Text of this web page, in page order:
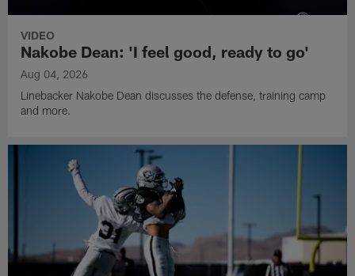
VIDEO
Nakobe Dean: 'I feel good, ready to go'
Aug 04, 2026
Linebacker Nakobe Dean discusses the defense, training camp
and more.